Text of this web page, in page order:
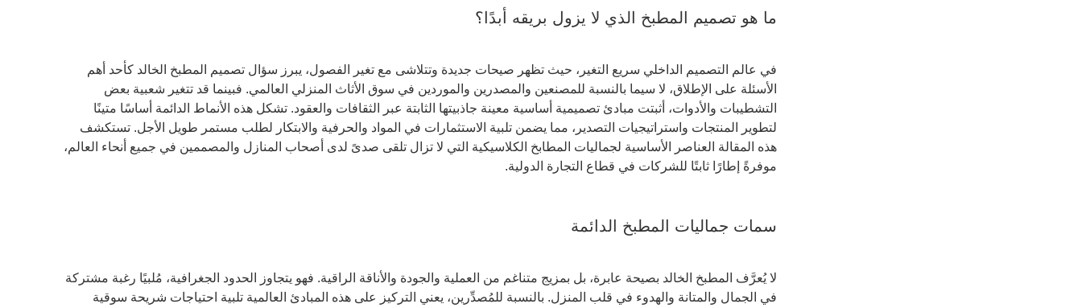
ما هو تصميم المطبخ الذي لا يزول بريقه أبدًا؟
في عالم التصميم الداخلي سريع التغير، حيث تظهر صيحات جديدة وتتلاشى مع تغير الفصول، يبرز سؤال تصميم المطبخ الخالد كأحد أهم
الأسئلة على الإطلاق، لا سيما بالنسبة للمصنعين والمصدرين والموردين في سوق الأثاث المنزلي العالمي. فبينما قد تتغير شعبية بعض
التشطيبات والأدوات، أثبتت مبادئ تصميمية أساسية معينة جاذبيتها الثابتة عبر الثقافات والعقود. تشكل هذه الأنماط الدائمة أساسًا متينًا
لتطوير المنتجات واستراتيجيات التصدير، مما يضمن تلبية الاستثمارات في المواد والحرفية والابتكار لطلب مستمر طويل الأجل. تستكشف
هذه المقالة العناصر الأساسية لجماليات المطابخ الكلاسيكية التي لا تزال تلقى صدىً لدى أصحاب المنازل والمصممين في جميع أنحاء العالم،
موفرةً إطارًا ثابتًا للشركات في قطاع التجارة الدولية.
سمات جماليات المطبخ الدائمة
لا يُعرَّف المطبخ الخالد بصيحة عابرة، بل بمزيج متناغم من العملية والجودة والأناقة الراقية. فهو يتجاوز الحدود الجغرافية، مُلبيًا رغبة مشتركة
في الجمال والمتانة والهدوء في قلب المنزل. بالنسبة للمُصدِّرين، يعني التركيز على هذه المبادئ العالمية تلبية احتياجات شريحة سوقية